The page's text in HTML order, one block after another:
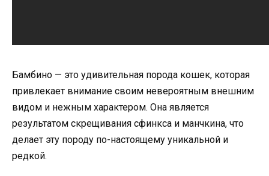
Бамбино — это удивительная порода кошек, которая
привлекает внимание своим невероятным внешним
видом и нежным характером. Она является
результатом скрещивания сфинкса и манчкина, что
делает эту породу по-настоящему уникальной и
редкой.